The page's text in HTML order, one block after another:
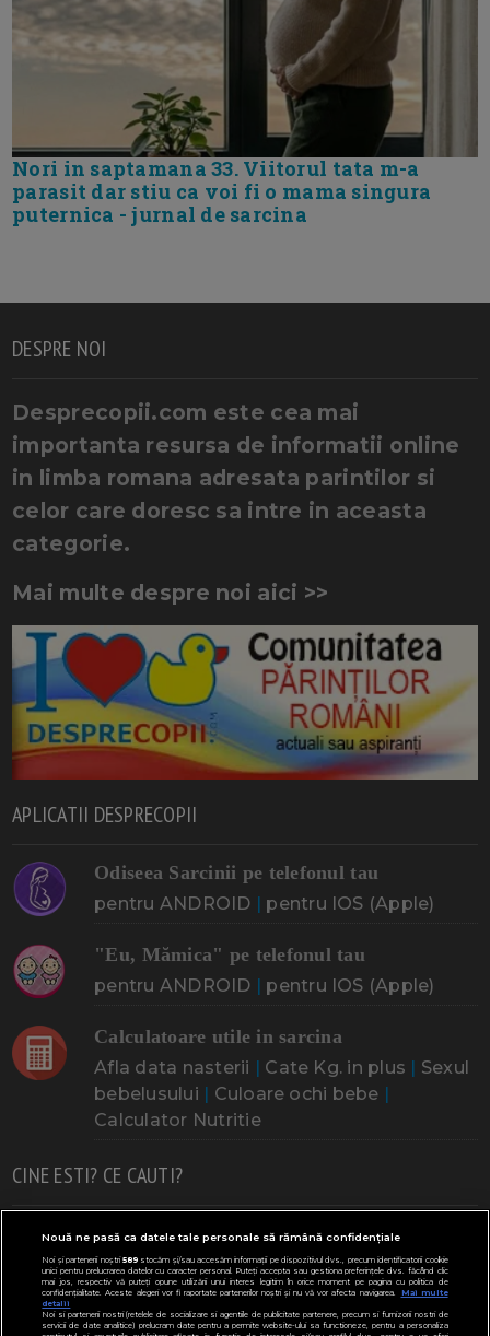
Nori in saptamana 33. Viitorul tata m-a
parasit dar stiu ca voi fi o mama singura
puternica - jurnal de sarcina
DESPRE NOI
Desprecopii.com este cea mai
importanta resursa de informatii online
in limba romana adresata parintilor si
celor care doresc sa intre in aceasta
categorie.
Mai multe despre noi aici >>
APLICATII DESPRECOPII
Odiseea Sarcinii pe telefonul tau
pentru ANDROID | pentru IOS (Apple)
"Eu, Mămica" pe telefonul tau
pentru ANDROID | pentru IOS (Apple)
Calculatoare utile in sarcina
Afla data nasterii | Cate Kg. in plus | Sexul
bebelusului | Culoare ochi bebe |
Calculator Nutritie
CINE ESTI? CE CAUTI?
Doresc un copil Adoptia Probleme cu sarcina
Urmeaza sa nasc Probleme alaptare Bebe plange
Bebe febra Cresa, Gradinta
Nouă ne pasă ca datele tale personale să rămână confidențiale
Noi și partenerii noștri589stocăm și/sau accesăm informații pe dispozitivul dvs., precum identificatorii cookie
unici pentru prelucrarea datelor cu caracter personal. Puteți accepta sau gestiona preferințele dvs. făcând clic
mai jos, respectiv vă puteți opune utilizării unui interes legitim în orice moment pe pagina cu politica de
confidențialitate. Aceste alegeri vor fi raportate partenerilor noștri și nu vă vor afecta navigarea.
Mai multe
detalii
Noi si partenerii nostri (retelele de socializare si agentiile de publicitate partenere, precum si furnizorii nostri de
servicii de date analitice) prelucram date pentru a permite website-ului sa functioneze, pentru a personaliza